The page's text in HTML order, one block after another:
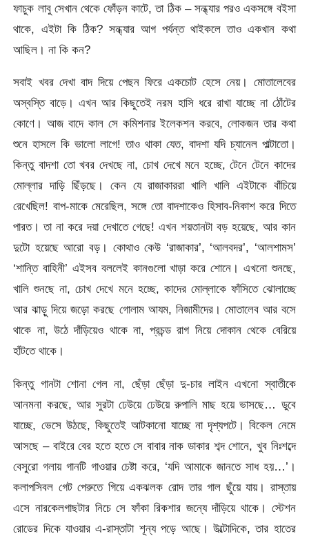
ফাচুক লাবু সেখান থেকে ফোঁড়ন কাটে, তা ঠিক – সন্ধ্যার পরও একসঙ্গে বইসা
থাকে, এইটা কি ঠিক? সন্ধ্যার আগ পর্যন্ত থাইকলে তাও একখান কথা
আছিল। না কি কন?
সবাই খবর দেখা বাদ দিয়ে পেছন ফিরে একচোট হেসে নেয়। মোতালেবের
অস্বস্তি বাড়ে। এখন আর কিছুতেই নরম হাসি ধরে রাখা যাচ্ছে না ঠোঁটের
কোণে। আজ বাদে কাল সে কমিশনার ইলেকশন করবে, লোকজন তার কথা
শুনে হাসলে কি ভালো লাগে! তাও থাকা যেত, বাদশা যদি চ্যানেল পাল্টাতো।
কিন্তু বাদশা তো খবর দেখছে না, চোখ দেখে মনে হচ্ছে, টেনে টেনে কাদের
মোল্লার দাড়ি ছিঁড়ছে। কেন যে রাজাকাররা খালি খালি এইটাকে বাঁচিয়ে
রেখেছিল! বাপ-মাকে মেরেছিল, সঙ্গে তো বাদশাকেও হিসাব-নিকাশ করে দিতে
পারত। তা না করে দয়া দেখাতে গেছে! এখন শয়তানটা বড় হয়েছে, আর কান
দুটো হয়েছে আরো বড়। কোথাও কেউ ‘রাজাকার’, ‘আলবদর’, ‘আলশামস’
‘শান্তি বাহিনী’ এইসব বললেই কানগুলো খাড়া করে শোনে। এখনো শুনছে,
খালি শুনছে না, চোখ দেখে মনে হচ্ছে, কাদের মোল্লাকে ফাঁসিতে ঝোলাচ্ছে
আর ঝাড়ু দিয়ে জড়ো করছে গোলাম আযম, নিজামীদের। মোতালেব আর বসে
থাকে না, উঠে দাঁড়িয়েও থাকে না, প্রচন্ড রাগ নিয়ে দোকান থেকে বেরিয়ে
হাঁটতে থাকে।
কিন্তু গানটা শোনা গেল না, ছেঁড়া ছেঁড়া দু-চার লাইন এখনো স্বাতীকে
আনমনা করছে, আর সুরটা ঢেউয়ে ঢেউয়ে রুপালি মাছ হয়ে ভাসছে… ডুবে
যাচ্ছে, ভেসে উঠছে, কিছুতেই আটকানো যাচ্ছে না দৃশ্যপটে। বিকেল নেমে
আসছে – বাইরে বের হতে হতে সে বাবার নাক ডাকার শব্দ শোনে, খুব নিঃশব্দে
বেসুরো গলায় গানটি গাওয়ার চেষ্টা করে, ‘যদি আমাকে জানতে সাধ হয়…’।
কলাপসিবল গেট পেরুতে গিয়ে একঝলক রোদ তার গাল ছুঁয়ে যায়। রাস্তায়
এসে নারকেলগাছটার নিচে সে ফাঁকা রিকশার জন্যে দাঁড়িয়ে থাকে। স্টেশন
রোডের দিকে যাওয়ার এ-রাস্তাটা শূন্য পড়ে আছে। উল্টোদিকে, তার হাতের